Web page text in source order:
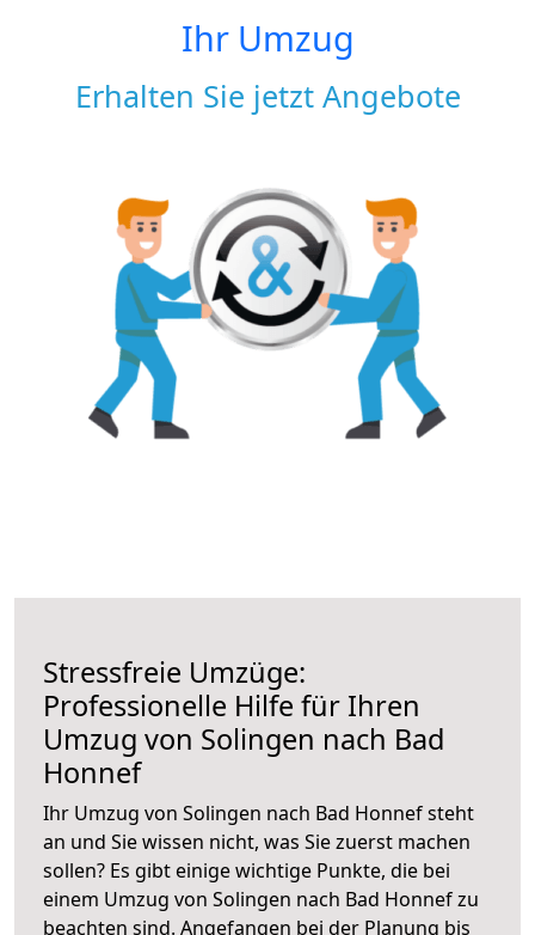
Ihr Umzug
Erhalten Sie jetzt Angebote
Stressfreie Umzüge:
Professionelle Hilfe für Ihren
Umzug von Solingen nach Bad
Honnef
Ihr Umzug von Solingen nach Bad Honnef steht
an und Sie wissen nicht, was Sie zuerst machen
sollen? Es gibt einige wichtige Punkte, die bei
einem Umzug von Solingen nach Bad Honnef zu
beachten sind. Angefangen bei der Planung bis